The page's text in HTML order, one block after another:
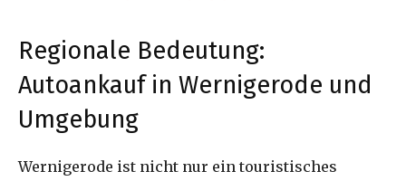
Regionale Bedeutung:
Autoankauf in Wernigerode und
Umgebung
Wernigerode ist nicht nur ein touristisches